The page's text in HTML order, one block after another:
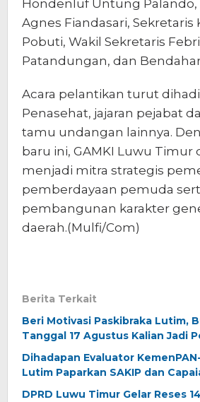
Hondenluf Untung Palando,
Agnes Fiandasari, Sekretaris
Pobuti, Wakil Sekretaris
Patandungan, dan
Acara pelantikan turut
Penasehat, jajaran pejabat
tamu undangan lainnya.
baru ini, GAMKI Luwu Timur
menjadi mitra strategis
pemberdayaan pemuda
pembangunan karakter
daerah.(Mulfi/Com)
Berita Terkait
Beri Motivasi Paskibraka Lutim,
Tanggal 17 Agustus Kalian Jadi
Dihadapan Evaluator
Lutim Paparkan SAKIP dan
DPRD Luwu Timur Gelar Reses